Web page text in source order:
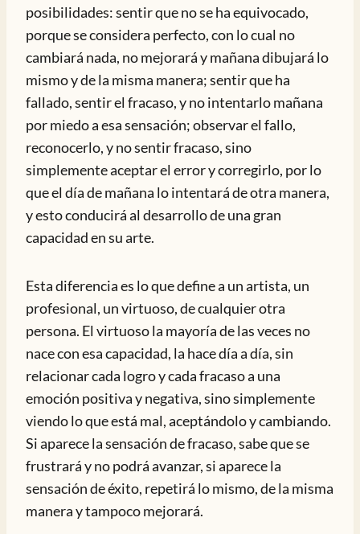
posibilidades: sentir que no se ha equivocado,
porque se considera perfecto, con lo cual no
cambiará nada, no mejorará y mañana dibujará lo
mismo y de la misma manera; sentir que ha
fallado, sentir el fracaso, y no intentarlo mañana
por miedo a esa sensación; observar el fallo,
reconocerlo, y no sentir fracaso, sino
simplemente aceptar el error y corregirlo, por lo
que el día de mañana lo intentará de otra manera,
y esto conducirá al desarrollo de una gran
capacidad en su arte.
Esta diferencia es lo que define a un artista, un
profesional, un virtuoso, de cualquier otra
persona. El virtuoso la mayoría de las veces no
nace con esa capacidad, la hace día a día, sin
relacionar cada logro y cada fracaso a una
emoción positiva y negativa, sino simplemente
viendo lo que está mal, aceptándolo y cambiando.
Si aparece la sensación de fracaso, sabe que se
frustrará y no podrá avanzar, si aparece la
sensación de éxito, repetirá lo mismo, de la misma
manera y tampoco mejorará.